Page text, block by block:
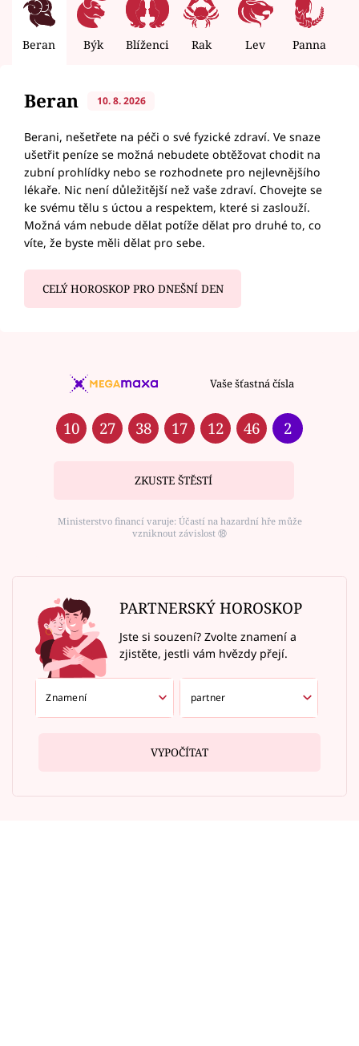
Beran Býk Blíženci Rak Lev Panna
Beran 10. 8. 2026
Berani, nešetřete na péči o své fyzické zdraví. Ve snaze
ušetřit peníze se možná nebudete obtěžovat chodit na
zubní prohlídky nebo se rozhodnete pro nejlevnějšího
lékaře. Nic není důležitější než vaše zdraví. Chovejte se
ke svému tělu s úctou a respektem, které si zaslouží.
Možná vám nebude dělat potíže dělat pro druhé to, co
víte, že byste měli dělat pro sebe.
CELÝ HOROSKOP PRO DNEŠNÍ DEN
Vaše šťastná čísla
10 27 38 17 12 46 2
ZKUSTE ŠTĚSTÍ
Ministerstvo financí varuje: Účastí na hazardní hře může
vzniknout závislost ⑱
PARTNERSKÝ HOROSKOP
Jste si souzení? Zvolte znamení a
zjistěte, jestli vám hvězdy přejí.
VYPOČÍTAT